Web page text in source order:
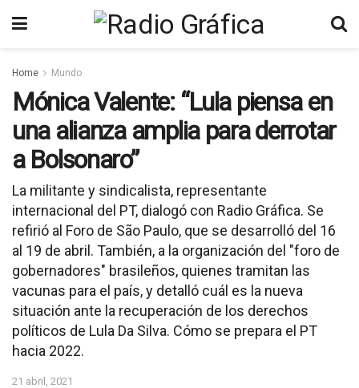
Home Mundo
Mónica Valente: “Lula piensa en
una alianza amplia para derrotar
a Bolsonaro”
La militante y sindicalista, representante
internacional del PT, dialogó con Radio Gráfica. Se
refirió al Foro de São Paulo, que se desarrolló del 16
al 19 de abril. También, a la organización del "foro de
gobernadores" brasileños, quienes tramitan las
vacunas para el país, y detalló cuál es la nueva
situación ante la recuperación de los derechos
políticos de Lula Da Silva. Cómo se prepara el PT
hacia 2022.
21 abril, 2021